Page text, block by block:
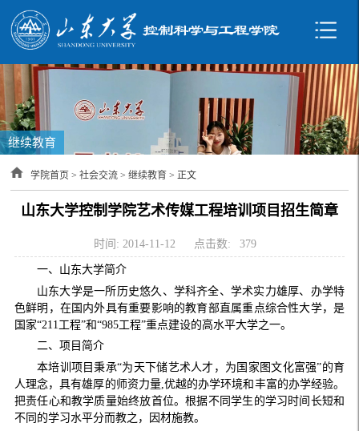
继续教育
学院首页 >社会交流 >继续教育 > 正文
山东大学控制学院艺术传媒工程培训项目招生简章
时间: 2014-11-12 点击数: 379
一、山东大学简介
山东大学是一所历史悠久、学科齐全、学术实力雄厚、办学特
色鲜明，在国内外具有重要影响的教育部直属重点综合性大学，是
国家“211 工程”和“985工程”重点建设的高水平大学之一。
二、项目简介
本培训项目秉承“为天下储艺术人才，为国家图文化富强”的育
人理念，具有雄厚的师资力量, 优越的办学环境和丰富的办学经验。
把责任心和教学质量始终放首位。根据不同学生的学习时间长短和
不同的学习水平分而教之，因材施教。